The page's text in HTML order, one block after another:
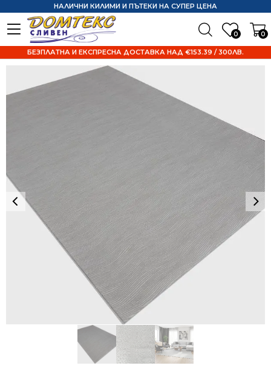
0 0
НАЛИЧНИ КИЛИМИ И ПЪТЕКИ НА СУПЕР ЦЕНА
БЕЗПЛАТНА И ЕКСПРЕСНА ДОСТАВКА НАД €153.39 / 300ЛВ.